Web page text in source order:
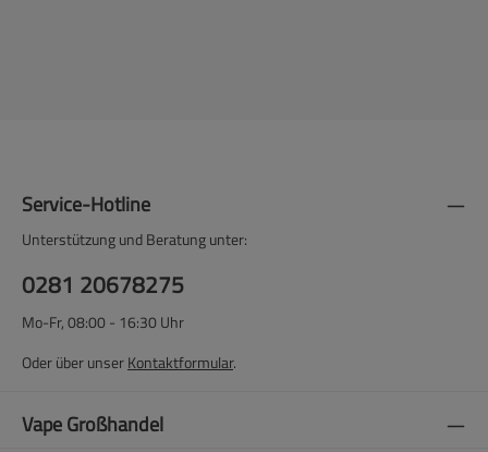
Service-Hotline
Unterstützung und Beratung unter:
0281 20678275
Mo-Fr, 08:00 - 16:30 Uhr
Oder über unserKontaktformular.
Vape Großhandel